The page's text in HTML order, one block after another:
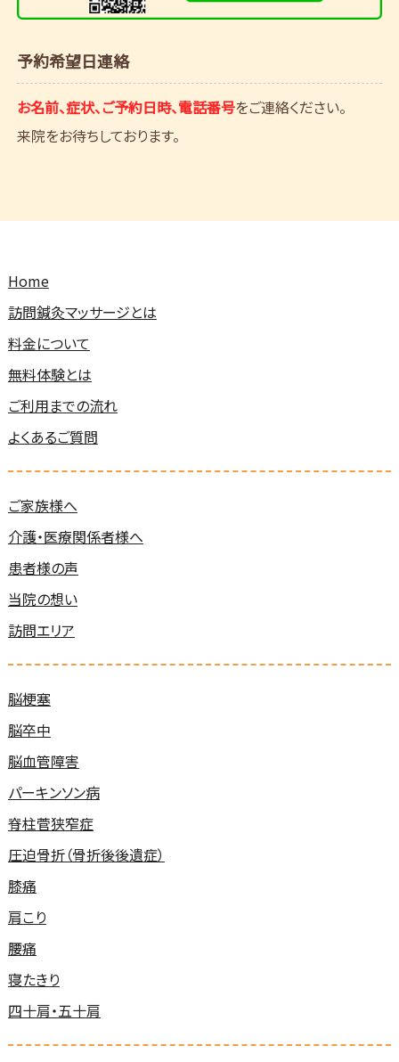
予約希望日連絡
お名前、症状、ご予約日時、電話番号をご連絡ください。
来院をお待ちしております。
Home
訪問鍼灸マッサージとは
料金について
無料体験とは
ご利用までの流れ
よくあるご質問
ご家族様へ
介護・医療関係者様へ
患者様の声
当院の想い
訪問エリア
脳梗塞
脳卒中
脳血管障害
パーキンソン病
脊柱菅狭窄症
圧迫骨折（骨折後後遺症）
膝痛
肩こり
腰痛
寝たきり
四十肩・五十肩